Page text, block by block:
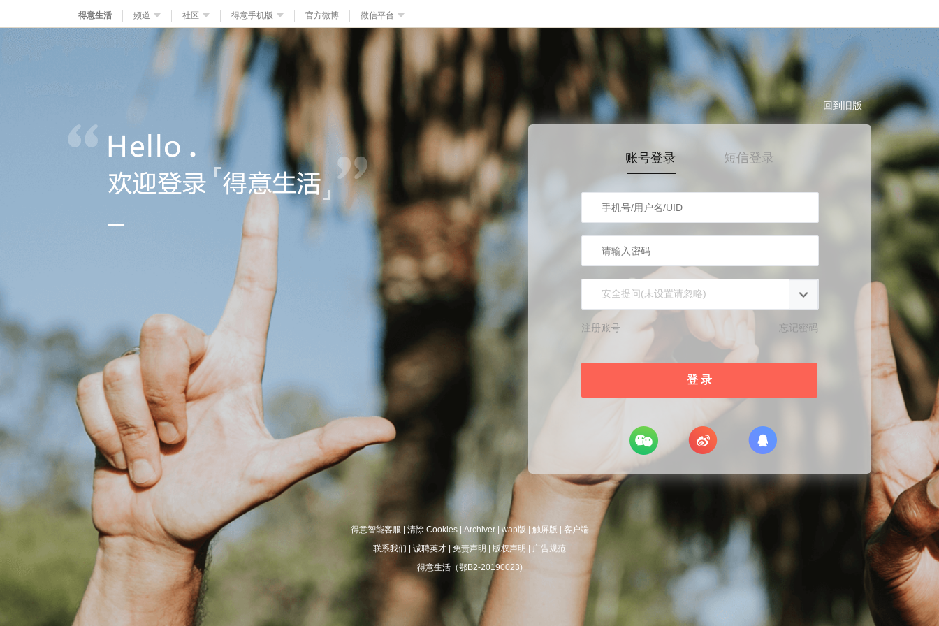
得意生活 频道 社区 得意手机版 官方微博 微信平台
回到旧版
账号登录 短信登录
安全提问(未设置请忽略)
注册账号 忘记密码
登 录
得意智能客服 清除 Cookies| Archiver| wap版 触屏版
客户端
联系我们
诚聘英才 免责声明 版权声明
广告规范
得意生活（鄂B2-20190023)